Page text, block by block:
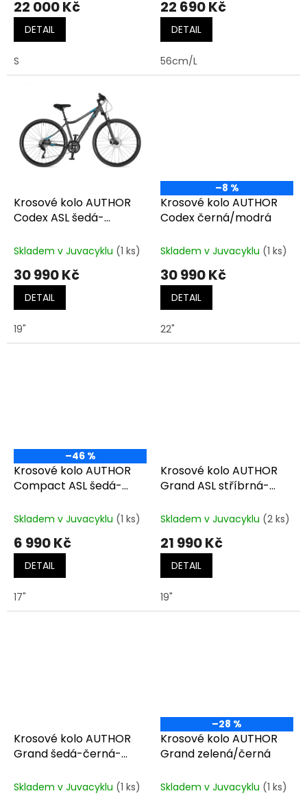
22 000 Kč
DETAIL
S
22 690 Kč
DETAIL
56cm/L
Krosové kolo AUTHOR
Codex ASL šedá-
Skladem v Juvacyklu (1 ks)
30 990 Kč
DETAIL
19"
–8 %
Krosové kolo AUTHOR
Codex černá/modrá
Skladem v Juvacyklu (1 ks)
30 990 Kč
DETAIL
22"
–46 %
Krosové kolo AUTHOR
Compact ASL šedá-
Skladem v Juvacyklu (1 ks)
6 990 Kč
DETAIL
17"
Krosové kolo AUTHOR
Grand ASL stříbrná-
Skladem v Juvacyklu (2 ks)
21 990 Kč
DETAIL
19"
Krosové kolo AUTHOR
Grand šedá-černá-
Skladem v Juvacyklu (1 ks)
–28 %
Krosové kolo AUTHOR
Grand zelená/černá
Skladem v Juvacyklu (1 ks)